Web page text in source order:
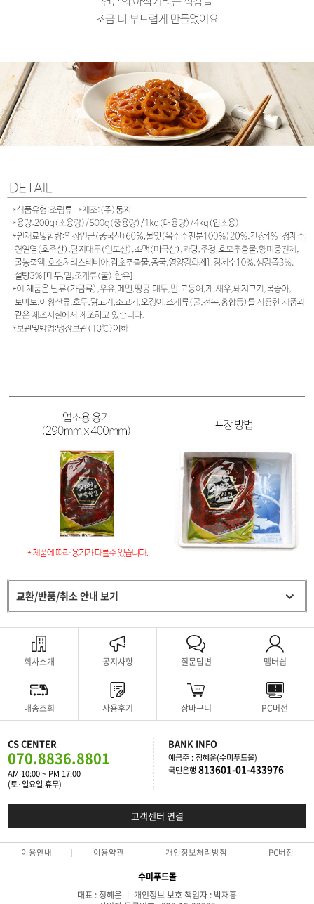
교환/반품/취소 안내 보기
회사소개 공지사항 질문답변 멤버쉽
배송조회 사용후기 장바구니 PC버전
CS CENTER
070.8836.8801
AM 10:00 ~ PM 17:00
(토·일요일 휴무)
BANK INFO
예금주 : 정혜운(수미푸드몰)
국민은행 813601-01-433976
고객센터 연결
이용안내 이용약관 개인정보처리방침 PC버전
수미푸드몰
대표 : 정혜운 ㅣ 개인정보 보호 책임자 : 박재흥